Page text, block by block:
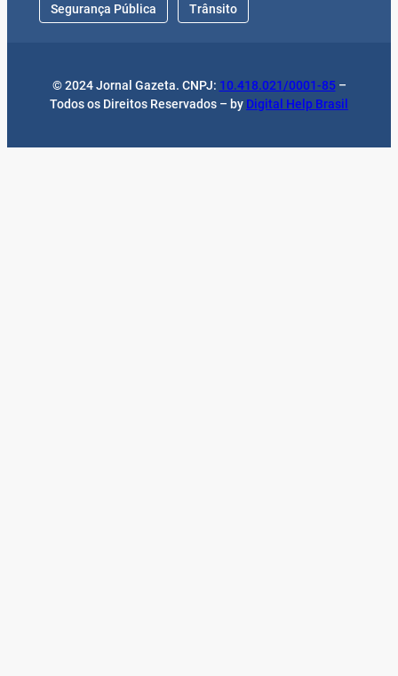
Segurança Pública Trânsito
© 2024 Jornal Gazeta. CNPJ: 10.418.021/0001-85–
Todos os Direitos Reservados – by Digital Help Brasil